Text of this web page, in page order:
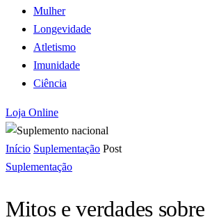
Mulher
Longevidade
Atletismo
Imunidade
Ciência
Loja Online
Início Suplementação Post
Suplementação
Mitos e verdades sobre